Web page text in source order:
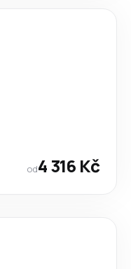
od4 316 Kč